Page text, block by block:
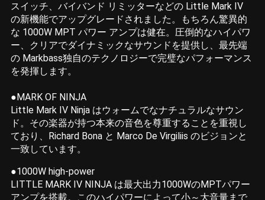
スイッチ、バイバンド リミッターなどの Little Mark IV
の新機能でアップグレードされました。もちろん驚異的
な 1000W MPT パワー アンプは健在。圧倒的なハイパワ
ー、クリアでダイナミックなサウンドを提供し、最先端
の Markbass独自のテクノロジーで完璧なパフォーマンス
を発揮します。
●MARK OF NINJA
Little Mark IV Ninja はウォームでなナチュラルなサウン
ド。その楽器が持つ本来の音色を尊重することを重視し
ており、Richard Bona と Marco De Virgiliis のビジョンと
一致しています。
●1000W high-power
LITTLE MARK IV NINJA は最大出力1000WのMPTパワー
アンプを搭載。このハイパワーによって小～大音量まで